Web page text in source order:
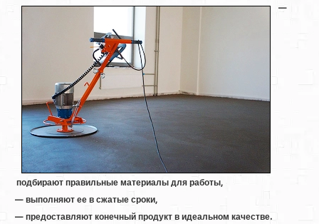
—​
подбирают правильные материалы для работы,
— выполняют ее в сжатые сроки,
— предоставляют конечный продукт в идеальном качестве.